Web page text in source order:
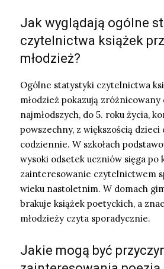
Jak wyglądają ogólne
czytelnictwa książek
młodzież?
Ogólne statystyki czytelnictwa
młodzież pokazują
najmłodszych, do 5. roku życia,
powszechny, z większością dzieci
codziennie. W szkołach
wysoki odsetek uczniów sięga po
zainteresowanie czytelnictwem
wieku nastoletnim. W domach
brakuje książek poetyckich, a
młodzieży czyta sporadycznie.
Jakie mogą być